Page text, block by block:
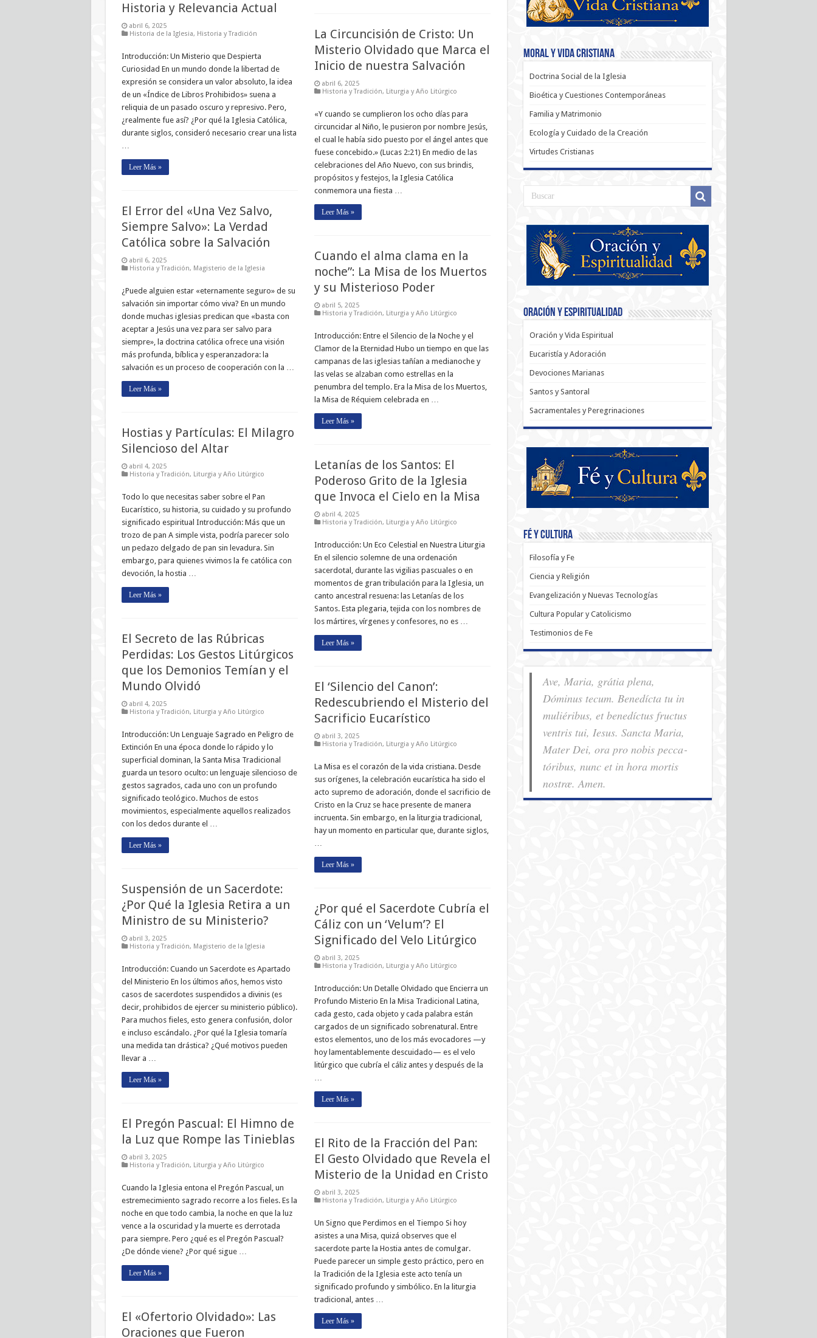
Historia y Relevancia Actual
abril 6, 2025
Historia de la Iglesia, Historia y Tradición
Introducción: Un Misterio que Despierta
Curiosidad En un mundo donde la libertad de
expresión se considera un valor absoluto, la idea
de un «Índice de Libros Prohibidos» suena a
reliquia de un pasado oscuro y represivo. Pero,
¿realmente fue así? ¿Por qué la Iglesia Católica,
durante siglos, consideró necesario crear una lista
…
Leer Más »
La Circuncisión de Cristo: Un
Misterio Olvidado que Marca el
Inicio de nuestra Salvación
abril 6, 2025
Historia y Tradición, Liturgia y Año Litúrgico
«Y cuando se cumplieron los ocho días para
circuncidar al Niño, le pusieron por nombre Jesús,
el cual le había sido puesto por el ángel antes que
fuese concebido.» (Lucas 2:21) En medio de las
celebraciones del Año Nuevo, con sus brindis,
propósitos y festejos, la Iglesia Católica
conmemora una fiesta …
Leer Más »
El Error del «Una Vez Salvo,
Siempre Salvo»: La Verdad
Católica sobre la Salvación
abril 6, 2025
Historia y Tradición, Magisterio de la Iglesia
¿Puede alguien estar «eternamente seguro» de su
salvación sin importar cómo viva? En un mundo
donde muchas iglesias predican que «basta con
aceptar a Jesús una vez para ser salvo para
siempre», la doctrina católica ofrece una visión
más profunda, bíblica y esperanzadora: la
salvación es un proceso de cooperación con la …
Leer Más »
Cuando el alma clama en la
noche”: La Misa de los Muertos
y su Misterioso Poder
abril 5, 2025
Historia y Tradición, Liturgia y Año Litúrgico
Introducción: Entre el Silencio de la Noche y el
Clamor de la Eternidad Hubo un tiempo en que las
campanas de las iglesias tañían a medianoche y
las velas se alzaban como estrellas en la
penumbra del templo. Era la Misa de los Muertos,
la Misa de Réquiem celebrada en …
Leer Más »
Hostias y Partículas: El Milagro
Silencioso del Altar
abril 4, 2025
Historia y Tradición, Liturgia y Año Litúrgico
Todo lo que necesitas saber sobre el Pan
Eucarístico, su historia, su cuidado y su profundo
significado espiritual Introducción: Más que un
trozo de pan A simple vista, podría parecer solo
un pedazo delgado de pan sin levadura. Sin
embargo, para quienes vivimos la fe católica con
devoción, la hostia …
Leer Más »
Letanías de los Santos: El
Poderoso Grito de la Iglesia
que Invoca el Cielo en la Misa
abril 4, 2025
Historia y Tradición, Liturgia y Año Litúrgico
Introducción: Un Eco Celestial en Nuestra Liturgia
En el silencio solemne de una ordenación
sacerdotal, durante las vigilias pascuales o en
momentos de gran tribulación para la Iglesia, un
canto ancestral resuena: las Letanías de los
Santos. Esta plegaria, tejida con los nombres de
los mártires, vírgenes y confesores, no es …
Leer Más »
El Secreto de las Rúbricas
Perdidas: Los Gestos Litúrgicos
que los Demonios Temían y el
Mundo Olvidó
abril 4, 2025
Historia y Tradición, Liturgia y Año Litúrgico
Introducción: Un Lenguaje Sagrado en Peligro de
Extinción En una época donde lo rápido y lo
superficial dominan, la Santa Misa Tradicional
guarda un tesoro oculto: un lenguaje silencioso de
gestos sagrados, cada uno con un profundo
significado teológico. Muchos de estos
movimientos, especialmente aquellos realizados
con los dedos durante el …
Leer Más »
El ‘Silencio del Canon’:
Redescubriendo el Misterio del
Sacrificio Eucarístico
abril 3, 2025
Historia y Tradición, Liturgia y Año Litúrgico
La Misa es el corazón de la vida cristiana. Desde
sus orígenes, la celebración eucarística ha sido el
acto supremo de adoración, donde el sacrificio de
Cristo en la Cruz se hace presente de manera
incruenta. Sin embargo, en la liturgia tradicional,
hay un momento en particular que, durante siglos,
…
Leer Más »
Suspensión de un Sacerdote:
¿Por Qué la Iglesia Retira a un
Ministro de su Ministerio?
abril 3, 2025
Historia y Tradición, Magisterio de la Iglesia
Introducción: Cuando un Sacerdote es Apartado
del Ministerio En los últimos años, hemos visto
casos de sacerdotes suspendidos a divinis (es
decir, prohibidos de ejercer su ministerio público).
Para muchos fieles, esto genera confusión, dolor
e incluso escándalo. ¿Por qué la Iglesia tomaría
una medida tan drástica? ¿Qué motivos pueden
llevar a …
Leer Más »
¿Por qué el Sacerdote Cubría el
Cáliz con un ‘Velum’? El
Significado del Velo Litúrgico
abril 3, 2025
Historia y Tradición, Liturgia y Año Litúrgico
Introducción: Un Detalle Olvidado que Encierra un
Profundo Misterio En la Misa Tradicional Latina,
cada gesto, cada objeto y cada palabra están
cargados de un significado sobrenatural. Entre
estos elementos, uno de los más evocadores —y
hoy lamentablemente descuidado— es el velo
litúrgico que cubría el cáliz antes y después de la
…
Leer Más »
El Pregón Pascual: El Himno de
la Luz que Rompe las Tinieblas
abril 3, 2025
Historia y Tradición, Liturgia y Año Litúrgico
Cuando la Iglesia entona el Pregón Pascual, un
estremecimiento sagrado recorre a los fieles. Es la
noche en que todo cambia, la noche en que la luz
vence a la oscuridad y la muerte es derrotada
para siempre. Pero ¿qué es el Pregón Pascual?
¿De dónde viene? ¿Por qué sigue …
Leer Más »
El Rito de la Fracción del Pan:
El Gesto Olvidado que Revela el
Misterio de la Unidad en Cristo
abril 3, 2025
Historia y Tradición, Liturgia y Año Litúrgico
Un Signo que Perdimos en el Tiempo Si hoy
asistes a una Misa, quizá observes que el
sacerdote parte la Hostia antes de comulgar.
Puede parecer un simple gesto práctico, pero en
la Tradición de la Iglesia este acto tenía un
significado profundo y simbólico. En la liturgia
tradicional, antes …
Leer Más »
El «Ofertorio Olvidado»: Las
Oraciones que Fueron
Moral y Vida Cristiana
Doctrina Social de la Iglesia
Bioética y Cuestiones Contemporáneas
Familia y Matrimonio
Ecología y Cuidado de la Creación
Virtudes Cristianas
Oración y Espiritualidad
Oración y Vida Espiritual
Eucaristía y Adoración
Devociones Marianas
Santos y Santoral
Sacramentales y Peregrinaciones
Fé y Cultura
Filosofía y Fe
Ciencia y Religión
Evangelización y Nuevas Tecnologías
Cultura Popular y Catolicismo
Testimonios de Fe
Ave, Maria, grátia plena,
Dóminus tecum. Benedícta tu in
muliéribus, et benedíctus fructus
ventris tui, Iesus. Sancta Maria,
Mater Dei, ora pro nobis pec­ca­
tóribus, nunc et in hora mortis
nostræ. Amen.